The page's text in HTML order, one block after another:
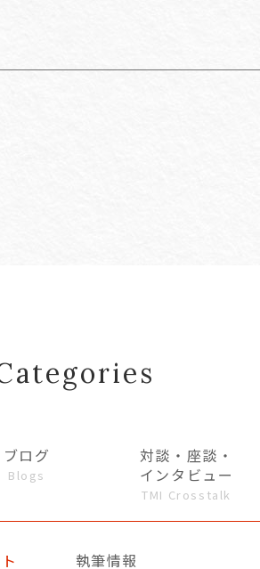
ブログ
Blogs
対談・座談・
インタビュー
TMI Crosstalk
執筆情報